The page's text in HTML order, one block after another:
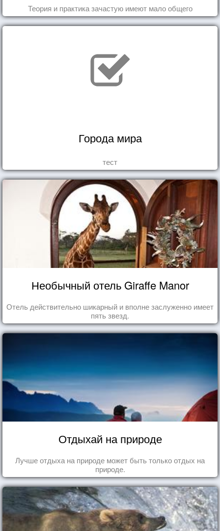
Теория и практика зачастую имеют мало общего
Города мира
тест
Необычный отель Giraffe Manor
Отель действительно шикарный и вполне заслуженно имеет
пять звезд.
Отдыхай на природе
Лучше отдыха на природе может быть только отдых на
природе.